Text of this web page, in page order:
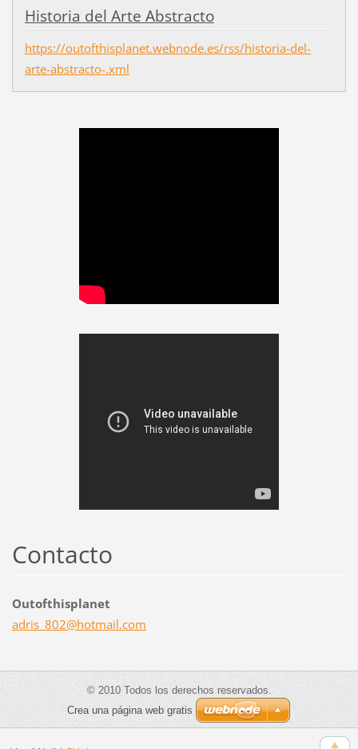
Historia del Arte Abstracto
https://outofthisplanet.webnode.es/rss/historia-del-
arte-abstracto-.xml
Contacto
Outofthisplanet
adris_802@hotmail.com
© 2010 Todos los derechos reservados.
Crea una página web gratis